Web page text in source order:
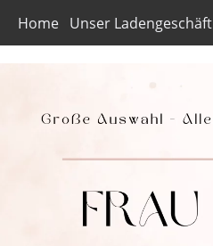
Home Unser Ladengeschäft